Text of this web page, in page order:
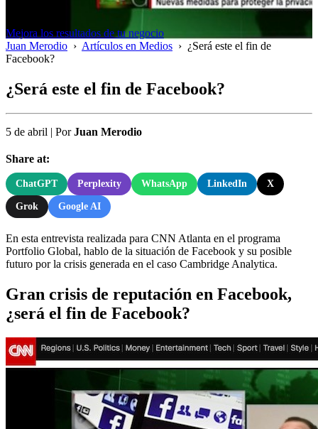
Mejora los resultados de tu negocio
Juan Merodio › Artículos en Medios › ¿Será este el fin de
Facebook?
¿Será este el fin de Facebook?
5 de abril | PorJuan Merodio
Share at:
ChatGPT Perplexity WhatsApp LinkedIn X
Grok Google AI
En esta entrevista realizada para CNN Atlanta en el programa
Portfolio Global, hablo de la situación de Facebook y su posible
futuro por la crisis generada en el caso Cambridge Analytica.
Gran crisis de reputación en Facebook,
¿será el fin de Facebook?